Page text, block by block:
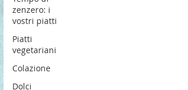
zenzero: i
vostri piatti
Piatti
vegetariani
Colazione
Dolci